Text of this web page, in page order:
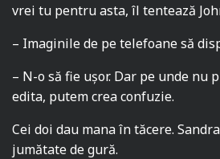
vrei tu pentru asta, îl tentează
– Imaginile de pe telefoane să
– N-o să fie ușor. Dar pe unde nu
edita, putem crea confuzie.
Cei doi dau mana în tăcere.
jumătate de gură.